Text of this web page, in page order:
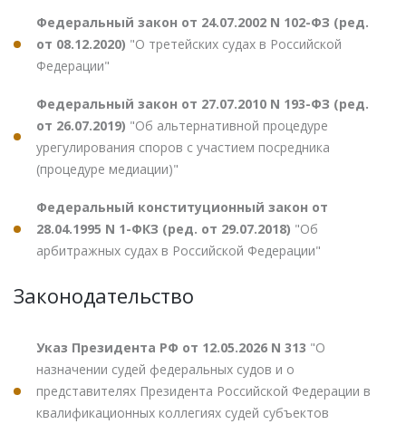
Федеральный закон от 24.07.2002 N 102-ФЗ (ред.
от 08.12.2020) "О третейских судах в Российской
Федерации"
Федеральный закон от 27.07.2010 N 193-ФЗ (ред.
от 26.07.2019) "Об альтернативной процедуре
урегулирования споров с участием посредника
(процедуре медиации)"
Федеральный конституционный закон от
28.04.1995 N 1-ФКЗ (ред. от 29.07.2018) "Об
арбитражных судах в Российской Федерации"
Законодательство
Указ Президента РФ от 12.05.2026 N 313 "О
назначении судей федеральных судов и о
представителях Президента Российской Федерации в
квалификационных коллегиях судей субъектов